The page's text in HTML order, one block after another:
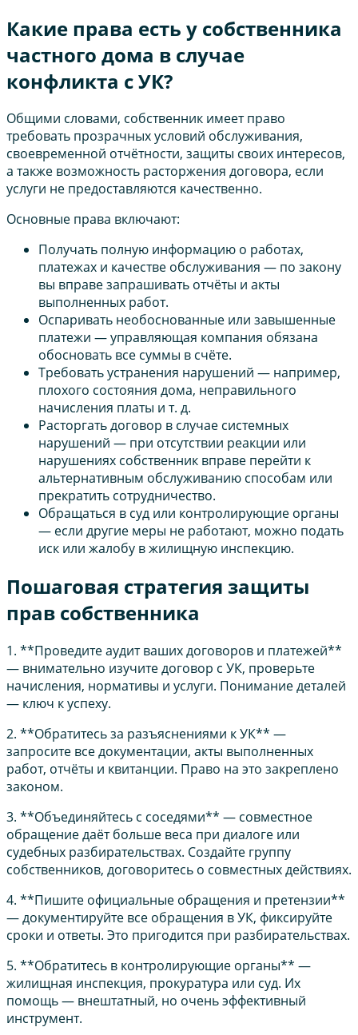
Какие права есть у собственника
частного дома в случае
конфликта с УК?
Общими словами, собственник имеет право
требовать прозрачных условий обслуживания,
своевременной отчётности, защиты своих интересов,
а также возможность расторжения договора, если
услуги не предоставляются качественно.
Основные права включают:
Получать полную информацию о работах,
платежах и качестве обслуживания — по закону
вы вправе запрашивать отчёты и акты
выполненных работ.
Оспаривать необоснованные или завышенные
платежи — управляющая компания обязана
обосновать все суммы в счёте.
Требовать устранения нарушений — например,
плохого состояния дома, неправильного
начисления платы и т. д.
Расторгать договор в случае системных
нарушений — при отсутствии реакции или
нарушениях собственник вправе перейти к
альтернативным обслуживанию способам или
прекратить сотрудничество.
Обращаться в суд или контролирующие органы
— если другие меры не работают, можно подать
иск или жалобу в жилищную инспекцию.
Пошаговая стратегия защиты
прав собственника
1. **Проведите аудит ваших договоров и платежей**
— внимательно изучите договор с УК, проверьте
начисления, нормативы и услуги. Понимание деталей
— ключ к успеху.
2. **Обратитесь за разъяснениями к УК** —
запросите все документации, акты выполненных
работ, отчёты и квитанции. Право на это закреплено
законом.
3. **Объединяйтесь с соседями** — совместное
обращение даёт больше веса при диалоге или
судебных разбирательствах. Создайте группу
собственников, договоритесь о совместных действиях.
4. **Пишите официальные обращения и претензии**
— документируйте все обращения в УК, фиксируйте
сроки и ответы. Это пригодится при разбирательствах.
5. **Обратитесь в контролирующие органы** —
жилищная инспекция, прокуратура или суд. Их
помощь — внештатный, но очень эффективный
инструмент.